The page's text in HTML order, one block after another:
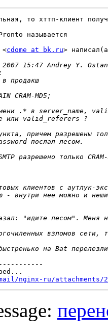
то хттп-клиент
называется
<cdome at bk.ru>
nginx-ru/attachments/